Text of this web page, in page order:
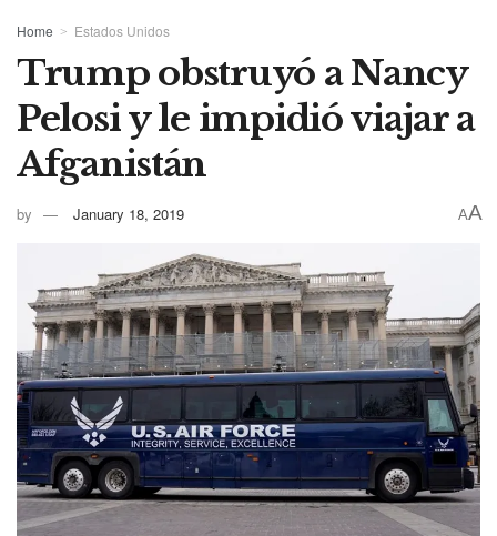
Home Estados Unidos
Trump obstruyó a Nancy
Pelosi y le impidió viajar a
Afganistán
by January 18, 2019 AA